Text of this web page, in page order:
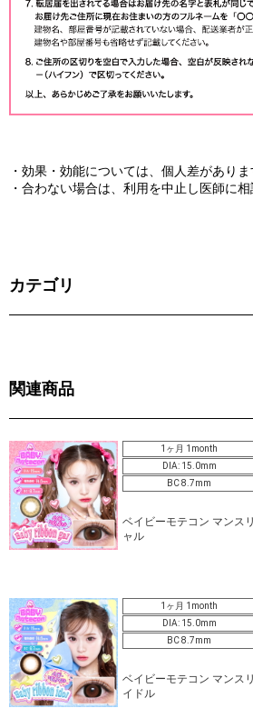
・効果・効能については、個人差がありま
・合わない場合は、利用を中止し医師に
カテゴリ
関連商品
1ヶ月 1month
DIA: 15.0mm
BC 8.7mm
ベイビーモテコン マンス
ャル
1ヶ月 1month
DIA: 15.0mm
BC 8.7mm
ベイビーモテコン マンス
イドル